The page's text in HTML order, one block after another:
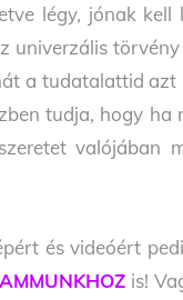
légy, jónak kell
univerzális
a tudatalattid azt
tudja, hogy ha
valójában
és videóért
is!